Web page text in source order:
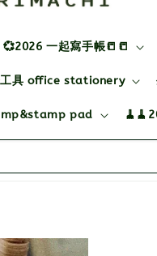
💞2026 一起寫手帳📒📒
工具 office stationery
pad